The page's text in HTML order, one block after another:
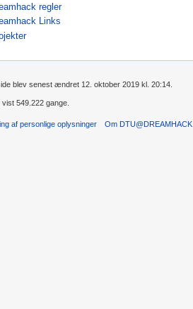
regler
Links
blev senest ændret 12. oktober 2019 kl. 20:14.
549.222 gange.
af personlige oplysninger Om DTU@DREAMHACK